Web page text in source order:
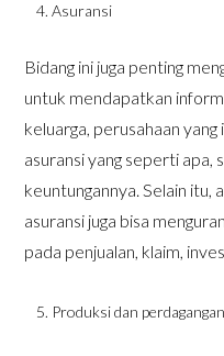
Asuransi
Bidang ini juga penting
untuk mendapatkan
keluarga, perusahaan
asuransi yang seperti apa,
keuntungannya. Selain itu,
asuransi juga bisa
pada penjualan, klaim,
Produksi dan perdagangan